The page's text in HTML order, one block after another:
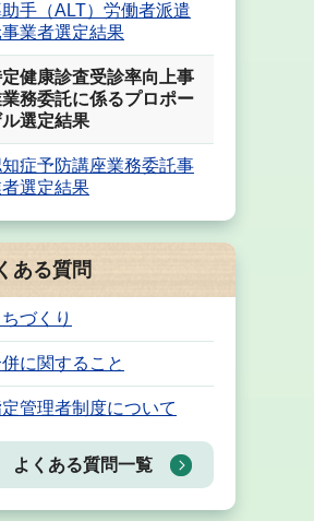
手（ALT）労働者派遣
事業者選定結果
健康診査受診率向上事
務委託に係るプロポー
選定結果
症予防講座業務委託事
選定結果
ある質問
ちづくり
に関すること
管理者制度について
よくある質問一覧